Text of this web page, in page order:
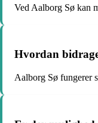
Ved Aalborg Sø kan
Hvordan
Aalborg Sø fungerer